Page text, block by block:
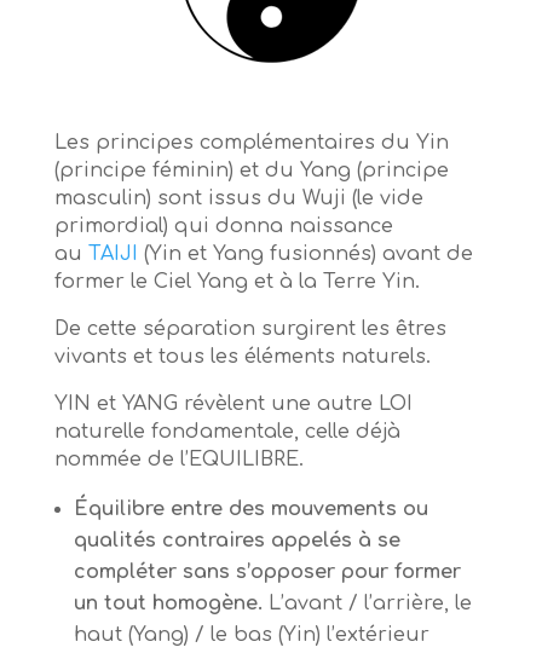
Les principes complémentaires du Yin
(principe féminin) et du Yang (principe
masculin) sont issus du Wuji (le vide
primordial) qui donna naissance
au TAIJI (Yin et Yang fusionnés) avant de
former le Ciel Yang et à la Terre Yin.
De cette séparation surgirent les êtres
vivants et tous les éléments naturels.
YIN et YANG révèlent une autre LOI
naturelle fondamentale, celle déjà
nommée de l’EQUILIBRE.
Équilibre entre des mouvements ou
qualités contraires appelés à se
compléter sans s’opposer pour former
un tout homogène. L’avant / l’arrière, le
haut (Yang) / le bas (Yin) l’extérieur